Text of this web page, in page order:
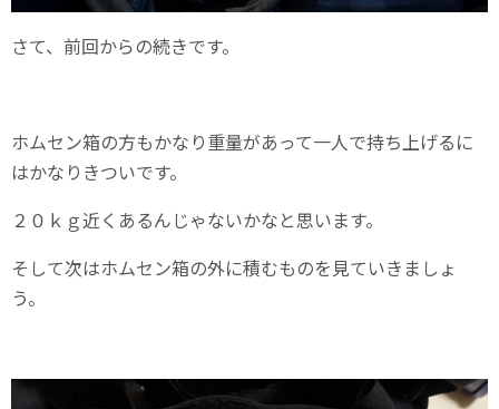
さて、前回からの続きです。
ホムセン箱の方もかなり重量があって一人で持ち上げるに
はかなりきついです。
２０ｋｇ近くあるんじゃないかなと思います。
そして次はホムセン箱の外に積むものを見ていきましょ
う。